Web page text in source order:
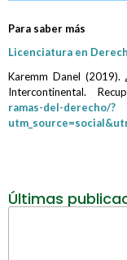
Para saber más
Licenciatura en
Karemm Danel (2019).
Intercontinental.
ramas-del-derecho/?
Últimas